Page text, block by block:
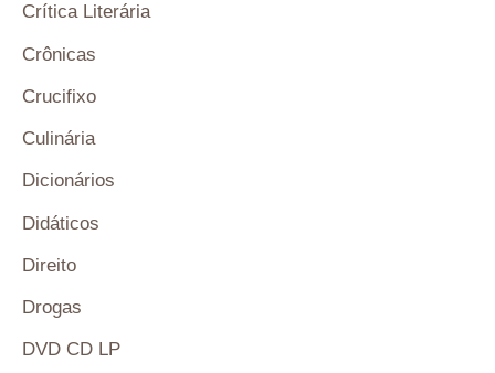
Crítica Literária
Crônicas
Crucifixo
Culinária
Dicionários
Didáticos
Direito
Drogas
DVD CD LP